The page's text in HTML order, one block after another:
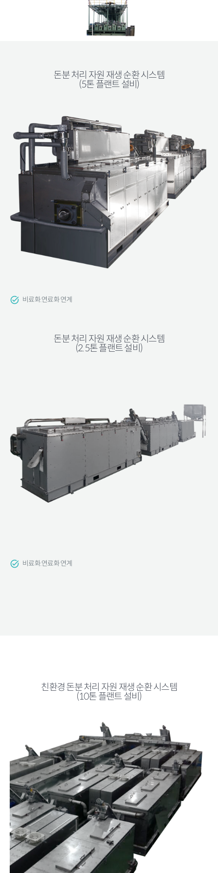
돈분 처리 자원 재생 순환 시스템
(5톤 플랜트 설비)
비료화.연료화 연계
돈분 처리 자원 재생 순환 시스템
(2.5톤 플랜트 설비)
비료화.연료화 연계
친환경 돈분 처리 자원 재생 순환 시스템
(10톤 플랜트 설비)